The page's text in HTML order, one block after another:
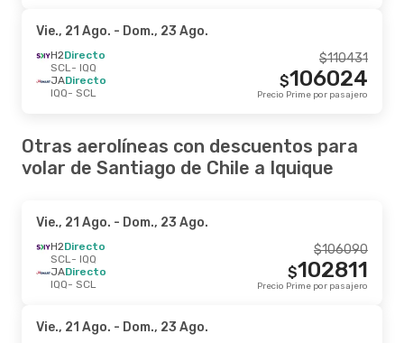
Vie., 21 Ago. - Dom., 23 Ago.
H2Directo
SCL- IQQ
JADirecto
IQQ- SCL
110431
$
106024
$
Precio Prime por pasajero
Otras aerolíneas con descuentos para
volar de Santiago de Chile a Iquique
Vie., 21 Ago. - Dom., 23 Ago.
H2Directo
SCL- IQQ
JADirecto
IQQ- SCL
106090
$
102811
$
Precio Prime por pasajero
Vie., 21 Ago. - Dom., 23 Ago.